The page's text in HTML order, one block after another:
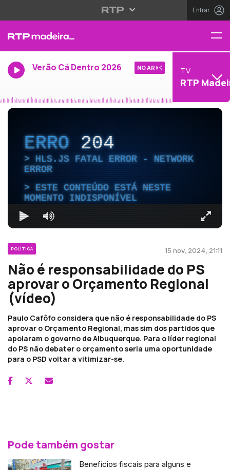
Entrar
Verão Cá Dentro 2026 NO AR TV
RTP
ERRO204
HLS.JS FATAL ERROR - NETWORK
ERROR
ESTE CONTEÚDO ESTÁ NESTE
MOMENTO INDISPONÍVEL
POLÍTICA 15 nov, 2024, 21:11
Não é responsabilidade do PS
aprovar o Orçamento Regional
(vídeo)
Paulo Cafôfo considera que não é responsabilidade do PS
aprovar o Orçamento Regional, mas sim dos partidos que
apoiaram o governo de Albuquerque. Para o líder regional
do PS não debater o orçamento seria uma oportunidade
para o PSD voltar a vitimizar-se.
Pode também gostar
Benefícios fiscais para alguns e